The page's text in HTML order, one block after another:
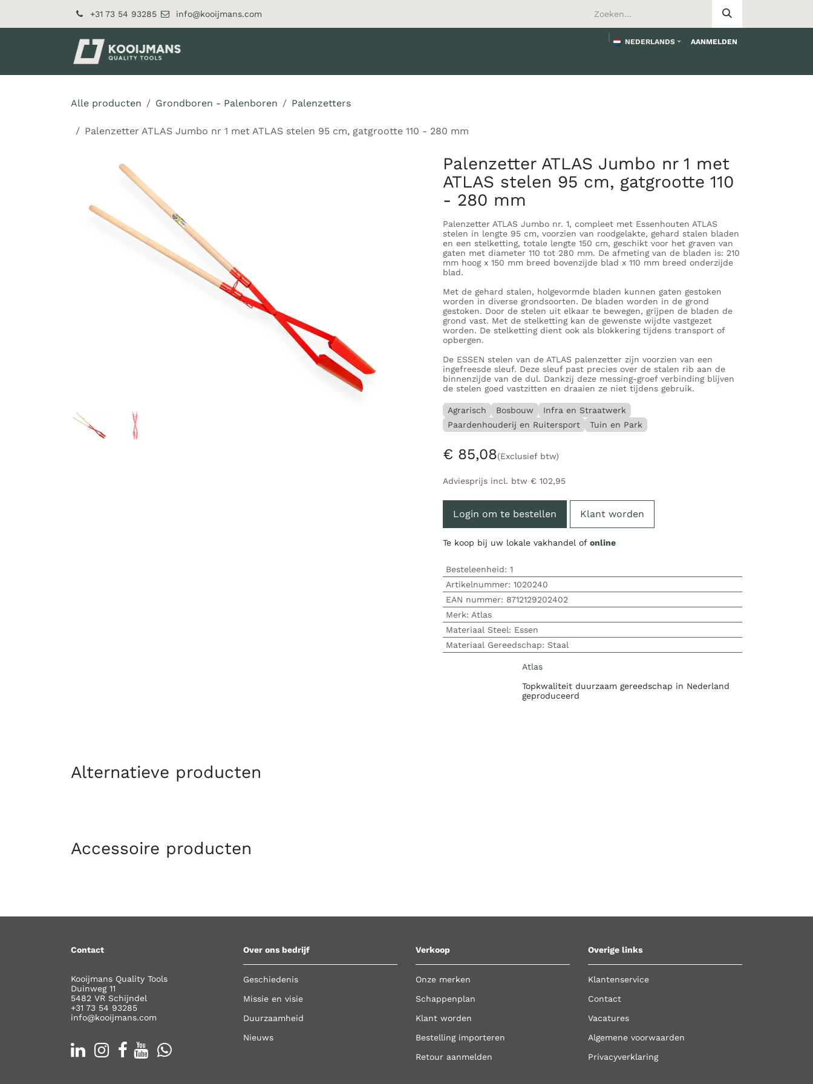
+31 73 54 93285 info@kooijmans.com
NEDERLANDS AANMELDEN
Alle producten Grondboren - Palenboren Palenzetters
Palenzetter ATLAS Jumbo nr 1 met ATLAS stelen 95 cm, gatgrootte 110 - 280 mm
Palenzetter ATLAS Jumbo nr 1 met
ATLAS stelen 95 cm, gatgrootte 110
- 280 mm
Palenzetter ATLAS Jumbo nr. 1, compleet met Essenhouten ATLAS
stelen in lengte 95 cm, voorzien van roodgelakte, gehard stalen bladen
en een stelketting, totale lengte 150 cm, geschikt voor het graven van
gaten met diameter 110 tot 280 mm. De afmeting van de bladen is: 210
mm hoog x 150 mm breed bovenzijde blad x 110 mm breed onderzijde
blad.
Met de gehard stalen, holgevormde bladen kunnen gaten gestoken
worden in diverse grondsoorten. De bladen worden in de grond
gestoken. Door de stelen uit elkaar te bewegen, grijpen de bladen de
grond vast. Met de stelketting kan de gewenste wijdte vastgezet
worden. De stelketting dient ook als blokkering tijdens transport of
opbergen.
De ESSEN stelen van de ATLAS palenzetter zijn voorzien van een
ingefreesde sleuf. Deze sleuf past precies over de stalen rib aan de
binnenzijde van de dul. Dankzij deze messing-groef verbinding blijven
de stelen goed vastzitten en draaien ze niet tijdens gebruik.
Agrarisch Bosbouw
Infra en Straatwerk
Paardenhouderij en Ruitersport
Tuin en Park
€ 85,08(Exclusief btw)
Adviesprijs incl. btw € 102,95
Login om te bestellen Klant worden
Te koop bij uw lokale vakhandel of online
Besteleenheid: 1
Artikelnummer: 1020240
EAN nummer: 8712129202402
Merk: Atlas
Materiaal Steel: Essen
Materiaal Gereedschap: Staal
Atlas
Topkwaliteit duurzaam gereedschap in Nederland
geproduceerd
Alternatieve producten
Accessoire producten
Contact
Kooijmans Quality Tools
Duinweg 11
5482 VR Schijndel
+31 73 54 93285
info@kooijmans.com
Over ons bedrijf
Geschiedenis
Missie en visie
Duurzaamheid
Nieuws
Verkoop
Onze merken
Schappenplan
Klant worden
Bestelling importeren
Retour aanmelden
Overige links
Klantenservice
Contact
Vacatures
Algemene voorwaarden
Privacyverklaring